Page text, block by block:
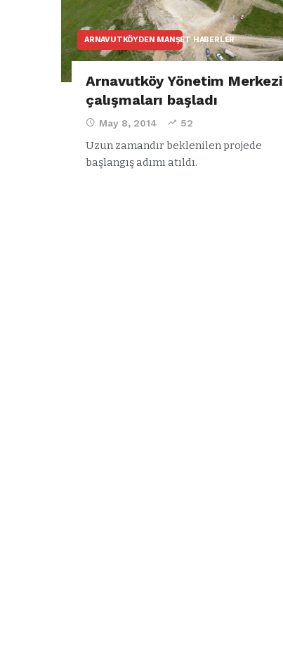
ARNAVUTKÖYDEN MANŞET HABERLER
Arnavutköy Yönetim Merkezi
çalışmaları başladı
May 8, 2014 52
Uzun zamandır beklenilen projede
başlangış adımı atıldı.